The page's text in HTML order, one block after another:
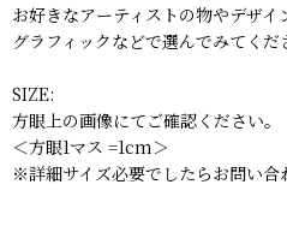
お好きなアーティストの物やデザイ
グラフィックなどで選んでみてくだ
SIZE:
方眼上の画像にてご確認ください。
＜方眼1マス =1cm＞
※詳細サイズ必要でしたらお問い合